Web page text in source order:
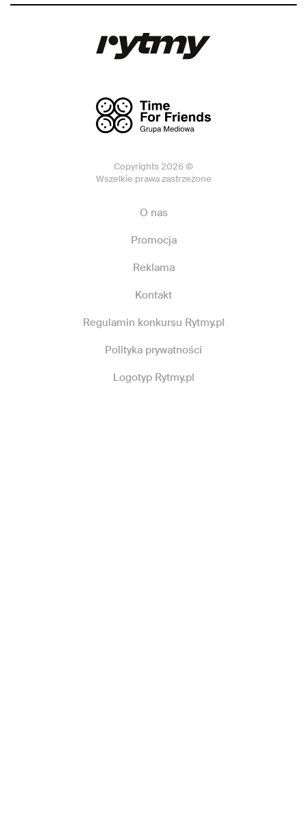
Copyrights 2026 ©
Wszelkie prawa zastrzeżone
O nas
Promocja
Reklama
Kontakt
Regulamin konkursu Rytmy.pl
Polityka prywatności
Logotyp Rytmy.pl